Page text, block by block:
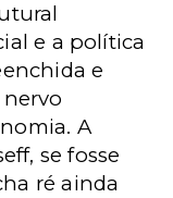
e a política
e
A
se fosse
ré ainda